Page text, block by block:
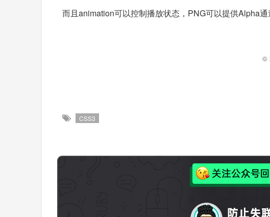
而且animation可以控制播放状态，PNG可以提供Alpha
©
CSS3